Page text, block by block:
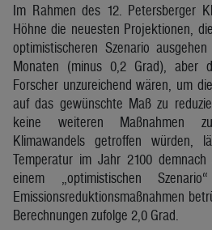
Im Rahmen des 12. Petersberger
Höhne die neuesten Projektionen,
optimistischeren Szenario
Monaten (minus 0,2 Grad), aber
Forscher unzureichend wären, um
auf das gewünschte Maß zu
keine weiteren Maßnahmen
Klimawandels getroffen würden,
Temperatur im Jahr 2100
einem „optimistischen
Emissionsreduktionsmaßnahmen
Berechnungen zufolge 2,0 Grad.